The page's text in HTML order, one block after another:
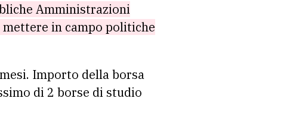
Amministrazioni
in campo politiche
Importo della borsa
di 2 borse di studio